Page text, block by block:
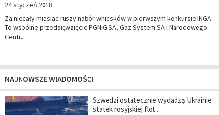
24 styczeń 2018
Za niecały miesiąc ruszy nabór wniosków w pierwszym konkursie INGA
To wspólne przedsięwzięcie PGNiG SA, Gaz-System SA i Narodowego
Centr...
NAJNOWSZE WIADOMOŚCI
Szwedzi ostatecznie wydadzą Ukrainie
statek rosyjskiej flot...